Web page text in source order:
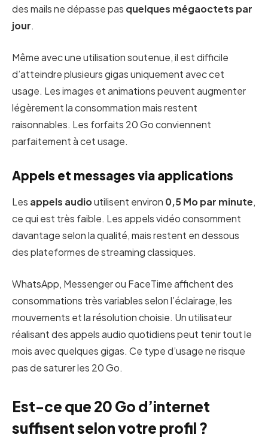
des mails ne dépasse pas quelques mégaoctets par
jour.
Même avec une utilisation soutenue, il est difficile
d’atteindre plusieurs gigas uniquement avec cet
usage. Les images et animations peuvent augmenter
légèrement la consommation mais restent
raisonnables. Les forfaits 20 Go conviennent
parfaitement à cet usage.
Appels et messages via applications
Les appels audioutilisent environ 0,5 Mo par minute,
ce qui est très faible. Les appels vidéo consomment
davantage selon la qualité, mais restent en dessous
des plateformes de streaming classiques.
WhatsApp, Messenger ou FaceTime affichent des
consommations très variables selon l’éclairage, les
mouvements et la résolution choisie. Un utilisateur
réalisant des appels audio quotidiens peut tenir tout le
mois avec quelques gigas. Ce type d’usage ne risque
pas de saturer les 20 Go.
Est-ce que 20 Go d’internet
suffisent selon votre profil ?